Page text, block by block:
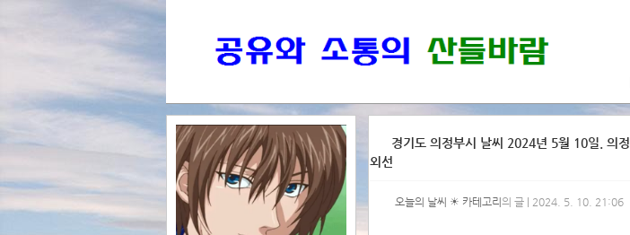
경기도 의정부시 날씨 2024년 5월 10일. 의
외선
오늘의 날씨 ☀ 카테고리 의 글 | 2024. 5. 10. 21:06